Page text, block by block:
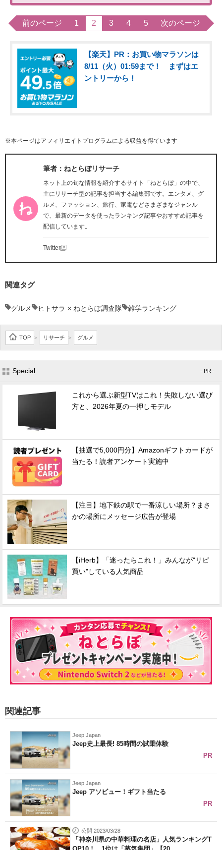
前のページ 1 2 3 4 5 次のページ
【楽天】PR：お買い物マラソンは
8/11（火）01:59まで！ まずはエ
ントリーから！
※本ページはアフィリエイトプログラムによる収益を得ています
筆者：ねとらぼリサーチ
ネット上の旬な情報を紹介するサイト「ねとらぼ」の中で、
主にリサーチ型の記事を担当する編集部です。エンタメ、グ
ルメ、ファッション、旅行、家電などさまざまなジャンル
で、最新のデータを使ったランキング記事やおすすめ記事を
配信しています。
Twitter
関連タグ
グルメ ヒトサラ × ねとらぼ調査隊 雑学ランキング
TOP > リサーチ > グルメ
Special - PR -
これから選ぶ新型TVはこれ！失敗しない選び
方と、2026年夏の一押しモデル
【抽選で5,000円分】Amazonギフトカードが
当たる！読者アンケート実施中
【注目】地下鉄の駅で一番涼しい場所？まさ
かの場所にメッセージ広告が登場
【iHerb】「迷ったらこれ！」みんなが"リピ
買い"している人気商品
関連記事
Jeep Japan
Jeep史上最長! 85時間の試乗体験
PR
Jeep Japan
Jeep アソビュー！ギフト当たる
PR
公開 2023/03/28
「神奈川県の中華料理の名店」人気ランキングT